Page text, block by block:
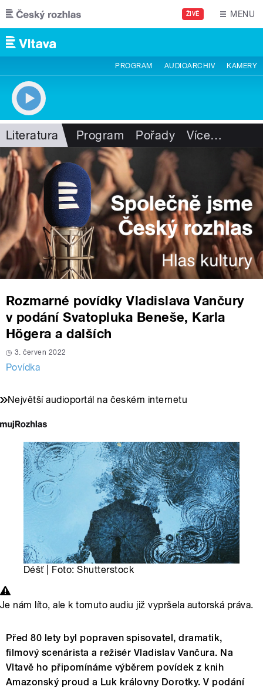
Přejít k hlavnímu obsahu
ŽIVĚ MENU
PROGRAM AUDIOARCHIV KAMERY
Literatura Program Pořady Více…
Rozmarné povídky Vladislava Vančury
v podání Svatopluka Beneše, Karla
Högera a dalších
3. červen 2022
Povídka
Největší audioportál na českém internetu
Déšť | Foto: Shutterstock
Je nám líto, ale k tomuto audiu již vypršela autorská práva.
Před 80 lety byl popraven spisovatel, dramatik,
filmový scenárista a režisér Vladislav Vančura. Na
Vltavě ho připomínáme výběrem povídek z knih
Amazonský proud a Luk královny Dorotky. V podání